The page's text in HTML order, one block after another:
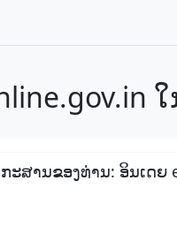
ສານຂອງທ່ານ: ອິນເດຍ